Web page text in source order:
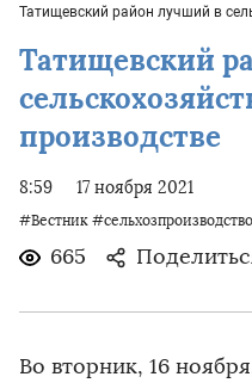
Татищевский район лучший в
Татищевский
производстве
8:59 17 ноября 2021
#Вестник #сельхозпроизводство
665
Во вторник, 16